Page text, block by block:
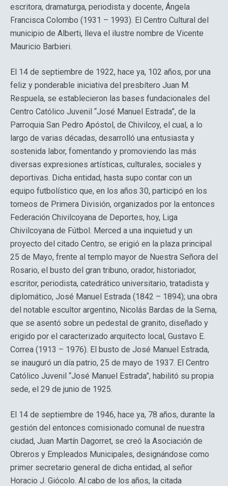
escritora, dramaturga, periodista y docente, Ángela
Francisca Colombo (1931 – 1993). El Centro Cultural del
municipio de Alberti, lleva el ilustre nombre de Vicente
Mauricio Barbieri.
El 14 de septiembre de 1922, hace ya, 102 años, por una
feliz y ponderable iniciativa del presbítero Juan M.
Respuela, se establecieron las bases fundacionales del
Centro Católico Juvenil “José Manuel Estrada”, de la
Parroquia San Pedro Apóstol, de Chivilcoy, el cual, a lo
largo de varias décadas, desarrolló una entusiasta y
sostenida labor, fomentando y promoviendo las más
diversas expresiones artísticas, culturales, sociales y
deportivas. Dicha entidad, hasta supo contar con un
equipo futbolístico que, en los años 30, participó en los
torneos de Primera División, organizados por la entonces
Federación Chivilcoyana de Deportes, hoy, Liga
Chivilcoyana de Fútbol. Merced a una inquietud y un
proyecto del citado Centro, se erigió en la plaza principal
25 de Mayo, frente al templo mayor de Nuestra Señora del
Rosario, el busto del gran tribuno, orador, historiador,
escritor, periodista, catedrático universitario, tratadista y
diplomático, José Manuel Estrada (1842 – 1894); una obra
del notable escultor argentino, Nicolás Bardas de la Serna,
que se asentó sobre un pedestal de granito, diseñado y
erigido por el caracterizado arquitecto local, Gustavo E.
Correa (1913 – 1976). El busto de José Manuel Estrada,
se inauguró un día patrio, 25 de mayo de 1937. El Centro
Católico Juvenil “José Manuel Estrada”, habilitó su propia
sede, el 29 de junio de 1925.
El 14 de septiembre de 1946, hace ya, 78 años, durante la
gestión del entonces comisionado comunal de nuestra
ciudad, Juan Martín Dagorret, se creó la Asociación de
Obreros y Empleados Municipales, designándose como
primer secretario general de dicha entidad, al señor
Horacio J. Giócolo. Al cabo de los años, la citada